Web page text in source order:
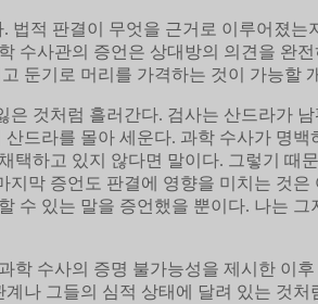
법적 판결이 무엇을 근거로 이루어졌
수사관의 증언은 상대방의 의견을 완
둔기로 머리를 가격하는 것이 가능할
것처럼 흘러간다. 검사는 산드라가
드라를 몰아 세운다. 과학 수사가 명
택하고 있지 않다면 말이다. 그렇기
막 증언도 판결에 영향을 미치는 것
수 있는 말을 증언했을 뿐이다. 나는
학 수사의 증명 불가능성을 제시한 이
나 그들의 심적 상태에 달려 있는 것